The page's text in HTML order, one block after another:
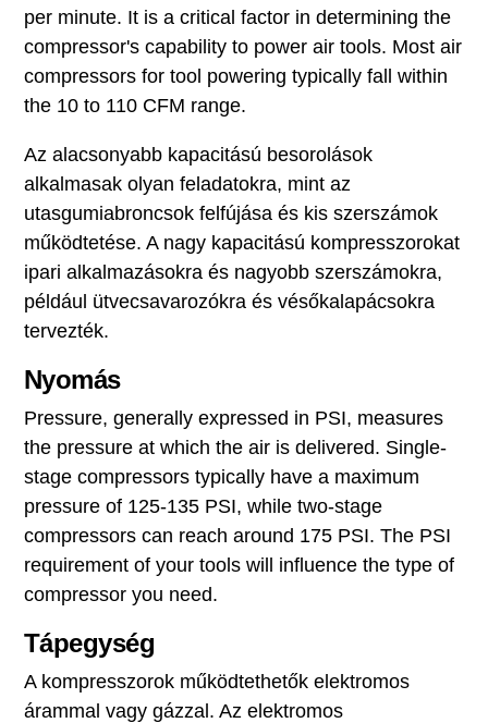
per minute. It is a critical factor in determining the
compressor's capability to power air tools. Most air
compressors for tool powering typically fall within
the 10 to 110 CFM range.
Az alacsonyabb kapacitású besorolások
alkalmasak olyan feladatokra, mint az
utasgumiabroncsok felfújása és kis szerszámok
működtetése. A nagy kapacitású kompresszorokat
ipari alkalmazásokra és nagyobb szerszámokra,
például ütvecsavarozókra és vésőkalapácsokra
tervezték.
Nyomás
Pressure, generally expressed in PSI, measures
the pressure at which the air is delivered. Single-
stage compressors typically have a maximum
pressure of 125-135 PSI, while two-stage
compressors can reach around 175 PSI. The PSI
requirement of your tools will influence the type of
compressor you need.
Tápegység
A kompresszorok működtethetők elektromos
árammal vagy gázzal. Az elektromos